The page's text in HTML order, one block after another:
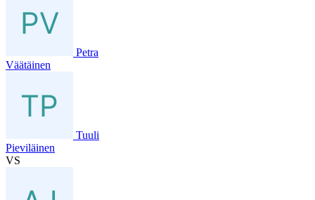
Petra
Väätäinen
Tuuli
Pieviläinen
VS